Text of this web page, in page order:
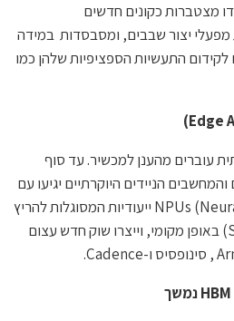
מצטברות כקונים חדשים
יצור שבבים, ומסבסדות במידה
לקידום התעשיות הספציפיות שלהן כמו
Edge
)
עוברים מהענן למכשיר. עד סוף
והמחשבים הניידים היוקרתיים יגיעו עם
יחידות NPUs (Neural Processing Unit) ייעודיות המסוגלות להריץ
מודלים של שפה קטנה (SLMs) באופן מקומי, וייצרו שוק חדש עצום
HBMנמשך